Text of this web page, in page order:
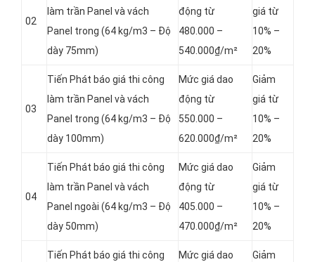
02
làm trần Panel và vách
Panel trong (64 kg/m3 – Độ
dày 75mm)
động từ
480.000 –
540.000₫/m²
giá từ
10% –
20%
03
Tiến Phát báo giá thi công
làm trần Panel và vách
Panel trong (64 kg/m3 – Độ
dày 100mm)
Mức giá dao
động từ
550.000 –
620.000₫/m²
Giảm
giá từ
10% –
20%
04
Tiến Phát báo giá thi công
làm trần Panel và vách
Panel ngoài (64 kg/m3 – Độ
dày 50mm)
Mức giá dao
động từ
405.000 –
470.000₫/m²
Giảm
giá từ
10% –
20%
Tiến Phát báo giá thi công
Mức giá dao
Giảm